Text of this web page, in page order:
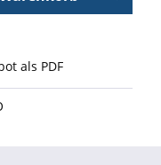
als PDF